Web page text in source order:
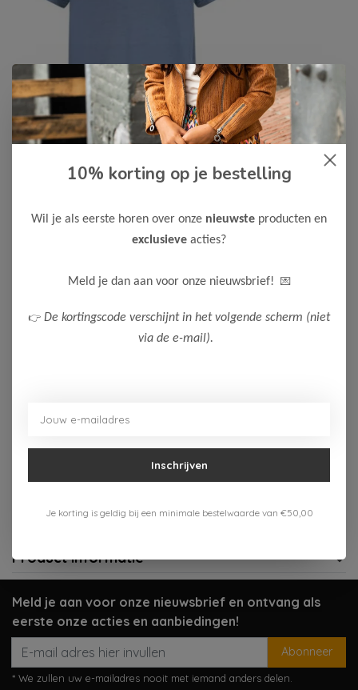
Like Flo
Like Flo Jongens T-shirt Ediz
Gratis verzenden vanaf 75,-
Meer informatie?
Neem contact op over dit product
Product informatie
Meld je aan voor onze nieuwsbrief en ontvang als
eerste onze acties en aanbiedingen!
Abonneer
* We zullen uw e-mailadres nooit met iemand anders delen.
10% korting op je bestelling
Wil je als eerste horen over onze nieuwste producten en
exclusieve acties?
Meld je dan aan voor onze nieuwsbrief! 💌
👉 De kortingscode verschijnt in het volgende scherm (niet
via de e-mail).
Inschrijven
Je korting is geldig bij een minimale bestelwaarde van €50,00